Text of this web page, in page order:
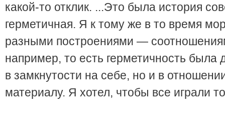
какой-то отклик. ...Это была история
герметичная. Я к тому же в то время
разными построениями —
например, то есть герметичность была
в замкнутости на себе, но и в
материалу. Я хотел, чтобы все играли